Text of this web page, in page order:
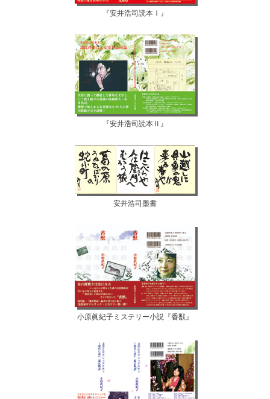
『安井浩司読本Ⅰ』
『安井浩司読本Ⅱ』
安井浩司墨書
小原眞紀子ミステリー小説『香獣』